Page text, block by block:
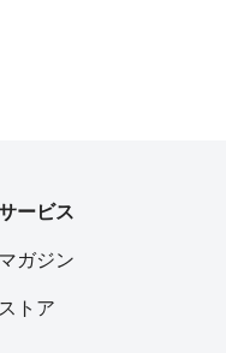
ービス
マガジン
ストア